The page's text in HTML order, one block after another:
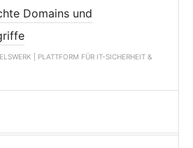
Domains und
| PLATTFORM FÜR IT-SICHERHEIT &